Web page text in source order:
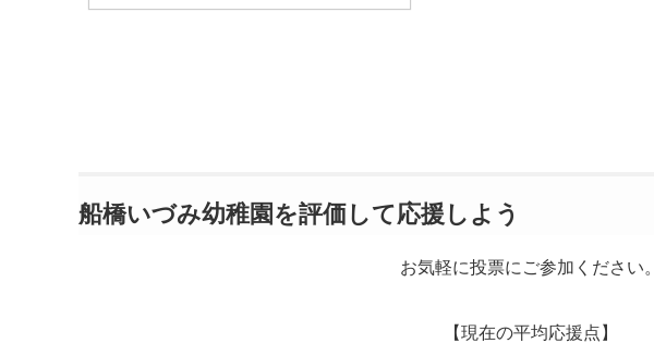
船橋いづみ幼稚園を評価して応援しよう
お気軽に投票にご参加ください。
【現在の平均応援点】